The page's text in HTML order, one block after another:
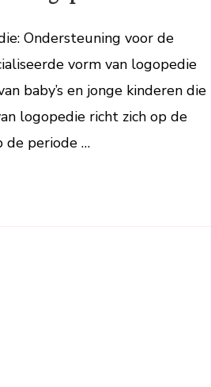
Ondersteuning voor de
vorm van logopedie
baby’s en jonge kinderen die
logopedie richt zich op de
de periode …